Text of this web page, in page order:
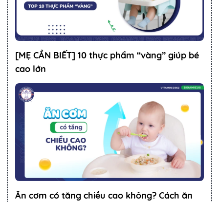
[MẸ CẦN BIẾT] 10 thực phẩm “vàng” giúp bé
cao lớn
Ăn cơm có tăng chiều cao không? Cách ăn